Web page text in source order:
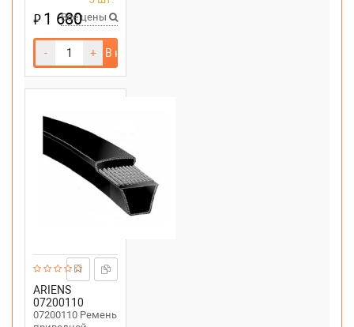
₽1 680
Все цены
- + В корзину
ARIENS
07200110
07200110 Ремень